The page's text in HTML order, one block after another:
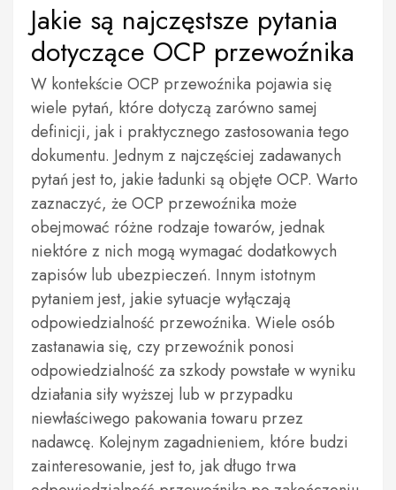
Jakie są najczęstsze pytania
dotyczące OCP przewoźnika
W kontekście OCP przewoźnika pojawia się
wiele pytań, które dotyczą zarówno samej
definicji, jak i praktycznego zastosowania tego
dokumentu. Jednym z najczęściej zadawanych
pytań jest to, jakie ładunki są objęte OCP. Warto
zaznaczyć, że OCP przewoźnika może
obejmować różne rodzaje towarów, jednak
niektóre z nich mogą wymagać dodatkowych
zapisów lub ubezpieczeń. Innym istotnym
pytaniem jest, jakie sytuacje wyłączają
odpowiedzialność przewoźnika. Wiele osób
zastanawia się, czy przewoźnik ponosi
odpowiedzialność za szkody powstałe w wyniku
działania siły wyższej lub w przypadku
niewłaściwego pakowania towaru przez
nadawcę. Kolejnym zagadnieniem, które budzi
zainteresowanie, jest to, jak długo trwa